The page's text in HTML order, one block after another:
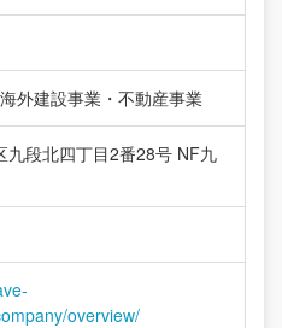
外建設事業・不動産事業
九段北四丁目2番28号 NF九
overview/